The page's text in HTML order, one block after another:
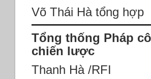
3
binh
lính
Võ Thái Hà tổng hợp
Tổng thống Pháp
chiến lược
Thanh Hà /RFI